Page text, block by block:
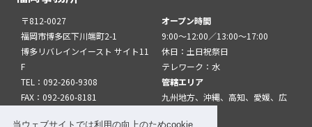
当ウェブサイトでは利用の向上のためcookie
〒812-0027
福岡市博多区下川端町2-1
博多リバレインイースト サイト11
F
TEL：092-260-9308
FAX：092-260-8181
オープン時間
9:00～12:00／13:00～17:00
休日：土日祝祭日
テレワーク：水
管轄エリア
九州地方、沖縄、高知、愛媛、広